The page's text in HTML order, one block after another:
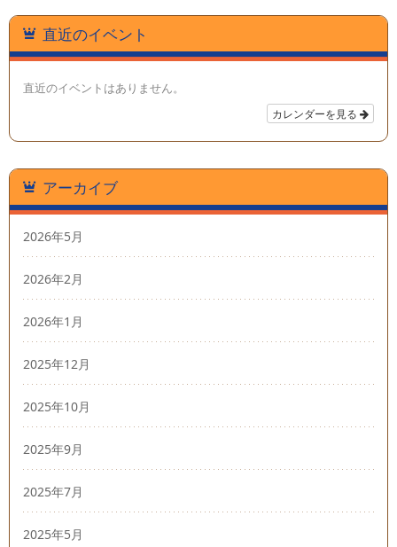
直近のイベント
直近のイベントはありません。
カレンダーを見る
アーカイブ
2026年5月
2026年2月
2026年1月
2025年12月
2025年10月
2025年9月
2025年7月
2025年5月